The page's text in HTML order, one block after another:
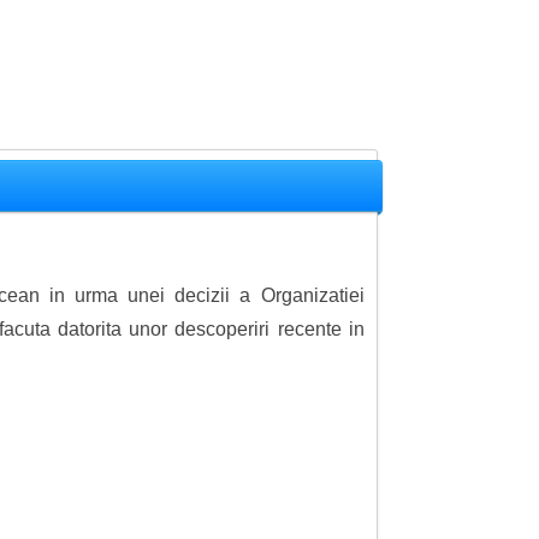
in urma unei decizii a Organizatiei
datorita unor descoperiri recente in